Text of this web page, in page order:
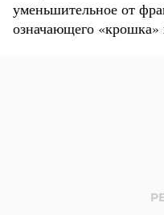
уменьшительное от
означающего